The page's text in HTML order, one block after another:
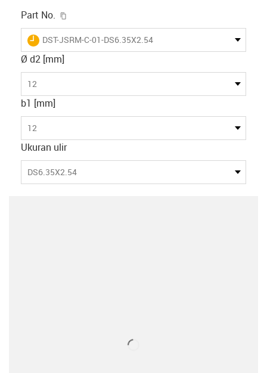
Part No.
igus-icon-lieferzeit
DST-JSRM-C-01-DS6.35X2.54
Ø d2 [mm]
12
b1 [mm]
12
Ukuran ulir
DS6.35X2.54